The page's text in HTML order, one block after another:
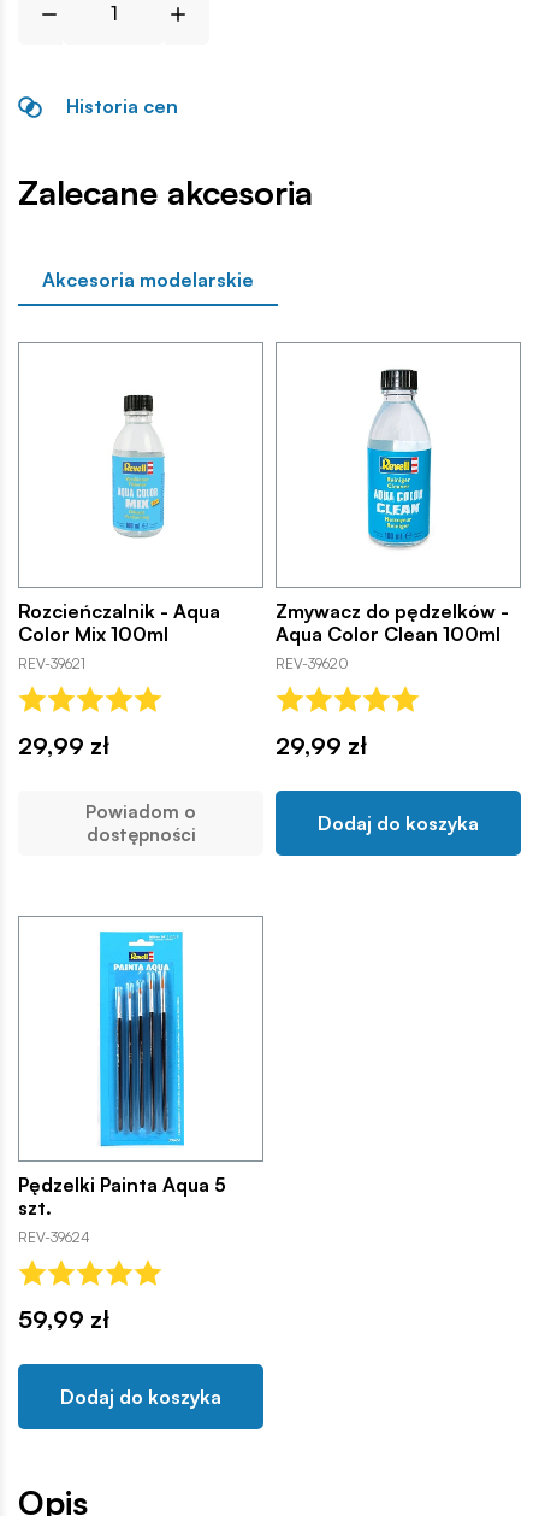
Historia cen
Zalecane akcesoria
Akcesoria modelarskie
Rozcieńczalnik - Aqua
Color Mix 100ml
REV-39621
29,99 zł
Powiadom o
dostępności
Zmywacz do pędzelków -
Aqua Color Clean 100ml
REV-39620
29,99 zł
Dodaj do koszyka
Pędzelki Painta Aqua 5
szt.
REV-39624
59,99 zł
Dodaj do koszyka
Opis